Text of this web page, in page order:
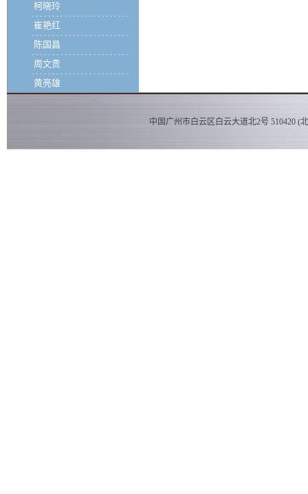
柯晓玲
崔艳红
陈国昌
周文贵
黄亮雄
中国广州市白云区白云大道北2号 510420 (